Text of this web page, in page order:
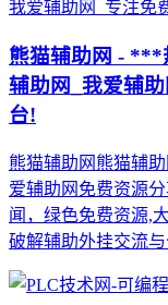
熊猫辅助网 - ***
辅助网_我爱辅
台!
熊猫辅助网熊猫辅
爱辅助网免费资源
闻，绿色免费资源,
破解辅助外挂交流